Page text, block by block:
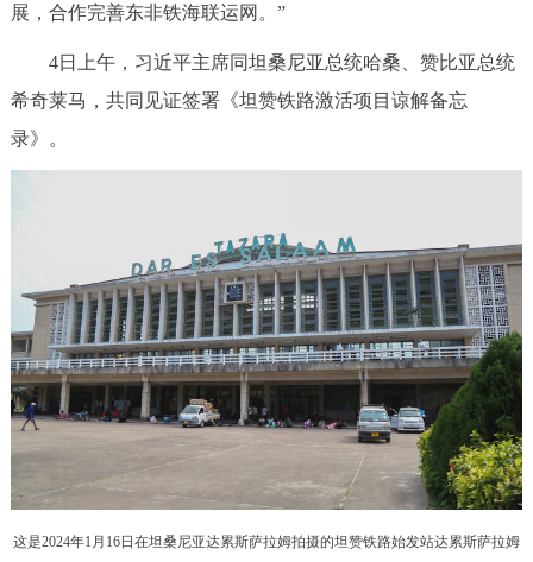
展，合作完善东非铁海联运网。”
4日上午，习近平主席同坦桑尼亚总统哈桑、赞比亚总统
希奇莱马，共同见证签署《坦赞铁路激活项目谅解备忘
录》。
这是2024年1月16日在坦桑尼亚达累斯萨拉姆拍摄的坦赞铁路始发站达累斯萨拉姆